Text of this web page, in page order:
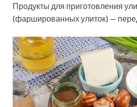
Продукты для приготовления
(фаршированных улиток) —